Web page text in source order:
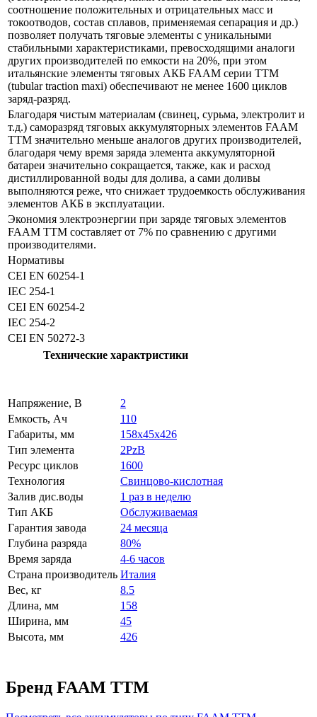
соотношение положительных и отрицательных масс и
токоотводов, состав сплавов, применяемая сепарация и др.)
позволяет получать тяговые элементы с уникальными
стабильными характеристиками, превосходящими аналоги
других производителей по емкости на 20%, при этом
итальянские элементы тяговых АКБ FAAM серии ТТМ
(tubular traction maxi) обеспечивают не менее 1600 циклов
заряд-разряд.
Благодаря чистым материалам (свинец, сурьма, электролит и
т.д.) саморазряд тяговых аккумуляторных элементов FAAM
TTM значительно меньше аналогов других производителей,
благодаря чему время заряда элемента аккумуляторной
батареи значительно сокращается, также, как и расход
дистиллированной воды для долива, а сами доливы
выполняются реже, что снижает трудоемкость обслуживания
элементов АКБ в эксплуатации.
Экономия электроэнергии при заряде тяговых элементов
FAAM TTM составляет от 7% по сравнению с другими
производителями.
Нормативы
CEI EN 60254-1
IEC 254-1
CEI EN 60254-2
IEC 254-2
CEI EN 50272-3
Технические характристики
Напряжение, В
2
Емкость, Ач
110
Габариты, мм
158x45x426
Тип элемента
2PzB
Ресурс циклов
1600
Технология
Свинцово-кислотная
Залив дис.воды
1 раз в неделю
Тип АКБ
Обслуживаемая
Гарантия завода
24 месяца
Глубина разряда
80%
Время заряда
4-6 часов
Страна производитель Италия
Вес, кг
8.5
Длина, мм
158
Ширина, мм
45
Высота, мм
426
Бренд FAAM TTM